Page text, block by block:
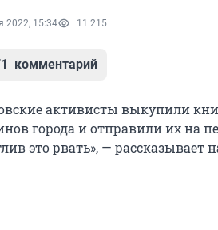
2022, 15:34 11 215
комментарий
активисты выкупили
города и отправили их на
это рвать», —